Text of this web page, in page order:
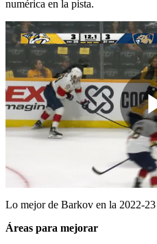
numérica en la pista.
Lo mejor de Barkov en la 2022-23
Áreas para mejorar